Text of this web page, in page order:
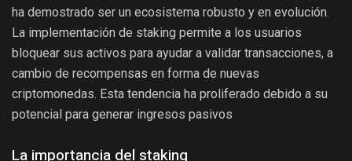
ha demostrado ser un ecosistema robusto y en evolución.
La implementación de staking permite a los usuarios
bloquear sus activos para ayudar a validar transacciones, a
cambio de recompensas en forma de nuevas
criptomonedas. Esta tendencia ha proliferado debido a su
potencial para generar ingresos pasivos
La importancia del staking